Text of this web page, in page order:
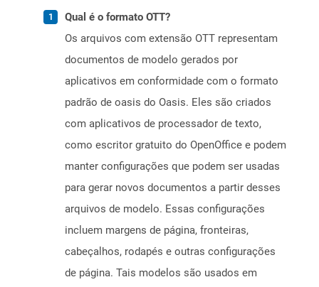
Qual é o formato OTT?
Os arquivos com extensão OTT representam
documentos de modelo gerados por
aplicativos em conformidade com o formato
padrão de oasis do Oasis. Eles são criados
com aplicativos de processador de texto,
como escritor gratuito do OpenOffice e podem
manter configurações que podem ser usadas
para gerar novos documentos a partir desses
arquivos de modelo. Essas configurações
incluem margens de página, fronteiras,
cabeçalhos, rodapés e outras configurações
de página. Tais modelos são usados ​​em